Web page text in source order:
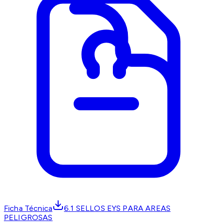
Ficha Técnica
6.1 SELLOS EYS PARA AREAS
PELIGROSAS